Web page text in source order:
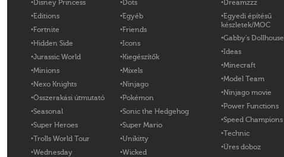
Disney Princess
Editions
Fortnite
Hidden Side
Jurassic World
Minions
Nexo Knights
Összerakási útmutató
Seasonal
Super Heroes
Trolls World Tour
Wednesday
Dots
Egyéb
Friends
Icons
Kiegészítők
Mixels
Ninjago
Pokémon
Sonic the Hedgehog
Super Mario
Unikitty
Wicked
Dreamzzz
Egyedi építésű
készletek/MOC
Gabby's Dollhouse
Ideas
Minecraft
Model Team
Ninjago movie
Power Functions
Speed Champions
Technic
Üres doboz